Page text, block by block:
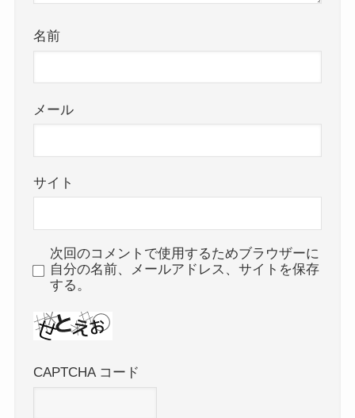
名前
メール
サイト
次回のコメントで使用するためブラウザーに
自分の名前、メールアドレス、サイトを保存
する。
CAPTCHA コード